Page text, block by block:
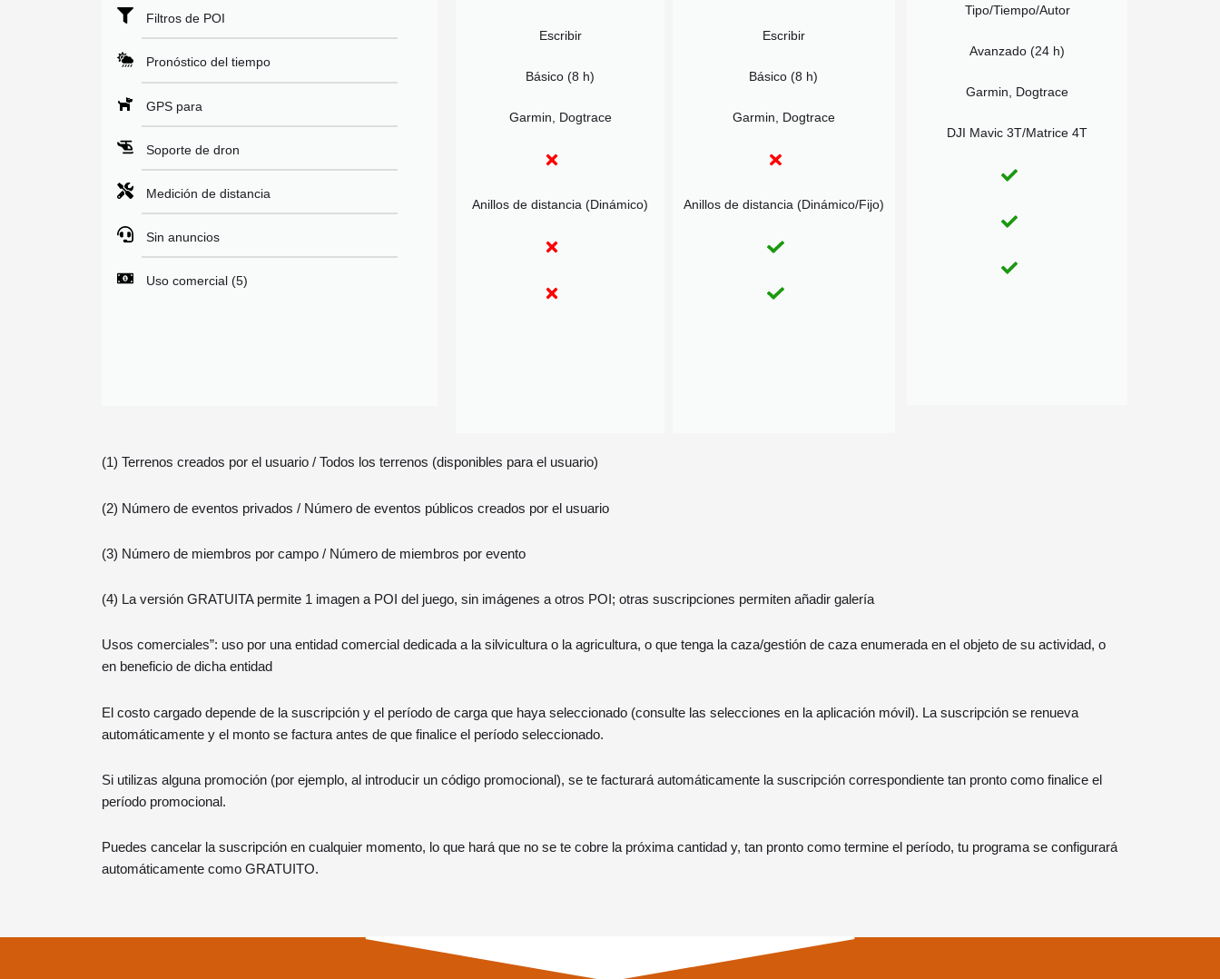
Filtros de POI
Pronóstico del tiempo
GPS para
Soporte de dron
Medición de distancia
Sin anuncios
Uso comercial (5)
Escribir
Básico (8 h)
Garmin, Dogtrace
Anillos de distancia (Dinámico)
Escribir
Básico (8 h)
Garmin, Dogtrace
Anillos de distancia (Dinámico/Fijo)
Tipo/Tiempo/Autor
Avanzado (24 h)
Garmin, Dogtrace
DJI Mavic 3T/Matrice 4T
(1) Terrenos creados por el usuario / Todos los terrenos (disponibles para el usuario)
(2) Número de eventos privados / Número de eventos públicos creados por el usuario
(3) Número de miembros por campo / Número de miembros por evento
(4) La versión GRATUITA permite 1 imagen a POI del juego, sin imágenes a otros POI; otras suscripciones permiten añadir galería
Usos comerciales”: uso por una entidad comercial dedicada a la silvicultura o la agricultura, o que tenga la caza/gestión de caza enumerada en el objeto de su actividad, o
en beneficio de dicha entidad
El costo cargado depende de la suscripción y el período de carga que haya seleccionado (consulte las selecciones en la aplicación móvil). La suscripción se renueva
automáticamente y el monto se factura antes de que finalice el período seleccionado.
Si utilizas alguna promoción (por ejemplo, al introducir un código promocional), se te facturará automáticamente la suscripción correspondiente tan pronto como finalice el
período promocional.
Puedes cancelar la suscripción en cualquier momento, lo que hará que no se te cobre la próxima cantidad y, tan pronto como termine el período, tu programa se configurará
automáticamente como GRATUITO.